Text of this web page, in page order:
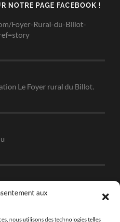
aux
nous utilisons des technologies telles
NOTRE PAGE FACEBOOK !
Foyer-Rural-du-Billot-
Le Foyer rural du Billot.